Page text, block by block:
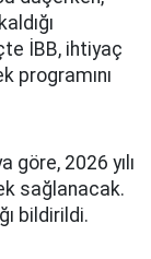
İBB, ihtiyaç
programını
göre, 2026 yılı
sağlanacak.
bildirildi.